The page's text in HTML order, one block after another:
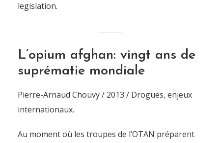
legislation.
L’opium afghan: vingt ans de
suprématie mondiale
Pierre-Arnaud Chouvy / 2013 / Drogues, enjeux
internationaux.
Au moment où les troupes de l’OTAN préparent